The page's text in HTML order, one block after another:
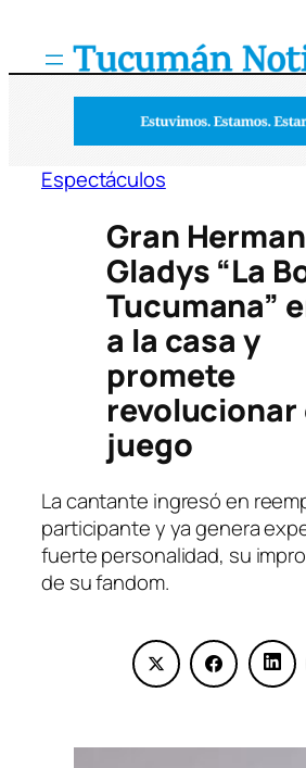
Espectáculos
Gran
Gladys “La
Tucumana”
a la casa y
promete
revolucionar
juego
La cantante ingresó en
participante y ya genera
fuerte personalidad, su
de su fandom.